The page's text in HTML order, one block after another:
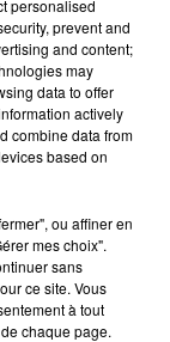
12/2023 À
personalised
prevent and
and content;
may
data to offer
actively
combine data from
based on
ou affiner en
mes choix".
sans
ce site. Vous
à tout
chaque page.